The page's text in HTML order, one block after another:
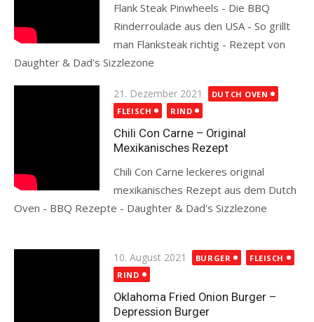
Flank Steak Pinwheels - Die BBQ
Rinderroulade aus den USA - So grillt
man Flanksteak richtig - Rezept von
Daughter & Dad's Sizzlezone
Posted
on
21. Dezember 2021
DUTCH OVEN
FLEISCH
RIND
Chili Con Carne – Original
Mexikanisches Rezept
Chili Con Carne leckeres original
mexikanisches Rezept aus dem Dutch
Oven - BBQ Rezepte - Daughter & Dad's Sizzlezone
Posted
on
10. August 2021 BURGER
FLEISCH
RIND
Oklahoma Fried Onion Burger –
Depression Burger